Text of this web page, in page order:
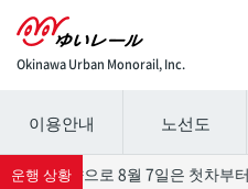
Okinawa Urban Monorail, Inc.
시간표 세부 정보의 방송국
요금표에 대한 자세한 내용
이용안내 노선도
운행 상황
호의 영향으로 8월 7일은 첫차부